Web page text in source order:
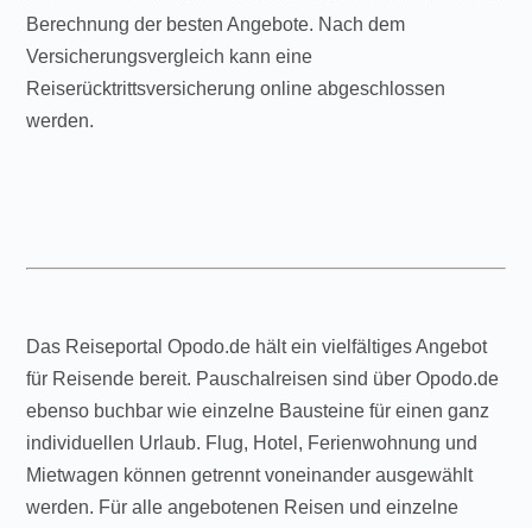
Berechnung der besten Angebote. Nach dem
Versicherungsvergleich kann eine
Reiserücktrittsversicherung online abgeschlossen
werden.
Das Reiseportal Opodo.de hält ein vielfältiges Angebot
für Reisende bereit. Pauschalreisen sind über Opodo.de
ebenso buchbar wie einzelne Bausteine für einen ganz
individuellen Urlaub. Flug, Hotel, Ferienwohnung und
Mietwagen können getrennt voneinander ausgewählt
werden. Für alle angebotenen Reisen und einzelne